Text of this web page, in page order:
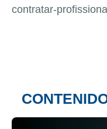
contratar-